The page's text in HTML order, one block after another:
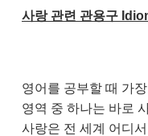
사랑 관련 관용구
영어를 공부할 때 가
영역 중 하나는 바로
사랑은 전 세계 어디